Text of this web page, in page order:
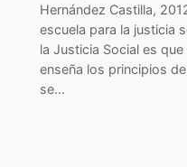
Hernández Castilla,
escuela para la justicia
la Justicia Social es
enseña los principios
se…